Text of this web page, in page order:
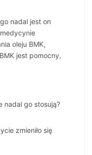
nadal jest on
oleju BMK,
jest pomocny,
nadal go stosują?
zmieniło się